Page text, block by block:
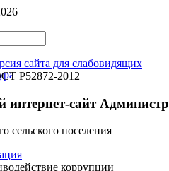
сайта для слабовидящих
Р52872-2012
сайт
сельского поселения
коррупции